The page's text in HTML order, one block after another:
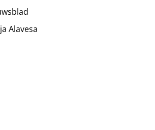
Alavesa